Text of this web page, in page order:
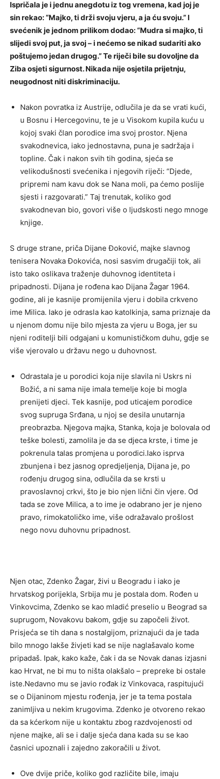
Ispričala je i jednu anegdotu iz tog vremena, kad joj je
sin rekao: “Majko, ti drži svoju vjeru, a ja ću svoju.” I
svećenik je jednom prilikom dodao: “Mudra si majko, ti
slijedi svoj put, ja svoj – i nećemo se nikad sudariti ako
poštujemo jedan drugog.” Te riječi bile su dovoljne da
Ziba osjeti sigurnost. Nikada nije osjetila prijetnju,
neugodnost niti diskriminaciju.
Nakon povratka iz Austrije, odlučila je da se vrati kući,
u Bosnu i Hercegovinu, te je u Visokom kupila kuću u
kojoj svaki član porodice ima svoj prostor. Njena
svakodnevica, iako jednostavna, puna je sadržaja i
topline. Čak i nakon svih tih godina, sjeća se
velikodušnosti svećenika i njegovih riječi: “Djede,
pripremi nam kavu dok se Nana moli, pa ćemo poslije
sjesti i razgovarati.” Taj trenutak, koliko god
svakodnevan bio, govori više o ljudskosti nego mnoge
knjige.
S druge strane, priča Dijane Đoković, majke slavnog
tenisera Novaka Đokovića, nosi sasvim drugačiji tok, ali
isto tako oslikava traženje duhovnog identiteta i
pripadnosti. Dijana je rođena kao Dijana Žagar 1964.
godine, ali je kasnije promijenila vjeru i dobila crkveno
ime Milica. Iako je odrasla kao katolkinja, sama priznaje da
u njenom domu nije bilo mjesta za vjeru u Boga, jer su
njeni roditelji bili odgajani u komunističkom duhu, gdje se
više vjerovalo u državu nego u duhovnost.
Odrastala je u porodici koja nije slavila ni Uskrs ni
Božić, a ni sama nije imala temelje koje bi mogla
prenijeti djeci. Tek kasnije, pod uticajem porodice
svog supruga Srđana, u njoj se desila unutarnja
preobrazba. Njegova majka, Stanka, koja je bolovala od
teške bolesti, zamolila je da se djeca krste, i time je
pokrenula talas promjena u porodici.Iako isprva
zbunjena i bez jasnog opredjeljenja, Dijana je, po
rođenju drugog sina, odlučila da se krsti u
pravoslavnoj crkvi, što je bio njen lični čin vjere. Od
tada se zove Milica, a to ime je odabrano jer je njeno
pravo, rimokatoličko ime, više odražavalo prošlost
nego novu duhovnu pripadnost.
Njen otac, Zdenko Žagar, živi u Beogradu i iako je
hrvatskog porijekla, Srbija mu je postala dom. Rođen u
Vinkovcima, Zdenko se kao mladić preselio u Beograd sa
suprugom, Novakovu bakom, gdje su započeli život.
Prisjeća se tih dana s nostalgijom, priznajući da je tada
bilo mnogo lakše živjeti kad se nije naglašavalo kome
pripadaš. Ipak, kako kaže, čak i da se Novak danas izjasni
kao Hrvat, ne bi mu to ništa olakšalo – prepreke bi ostale
iste.Nedavno mu se javio rođak iz Vinkovaca, raspitujući
se o Dijaninom mjestu rođenja, jer je ta tema postala
zanimljiva u nekim krugovima. Zdenko je otvoreno rekao
da sa kćerkom nije u kontaktu zbog razdvojenosti od
njene majke, ali se i dalje sjeća dana kada su se kao
časnici upoznali i zajedno zakoračili u život.
Ove dvije priče, koliko god različite bile, imaju